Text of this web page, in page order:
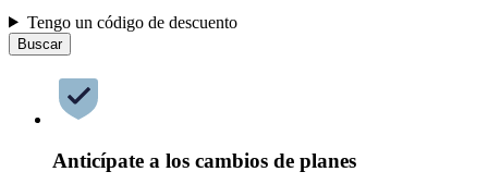
Tengo un código de descuento
Buscar
Anticípate a los cambios de planes